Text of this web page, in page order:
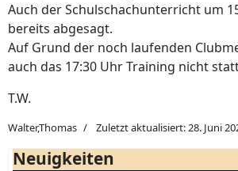
Auch der Schulschachunterricht um
bereits abgesagt.
Auf Grund der noch laufenden
auch das 17:30 Uhr Training nicht
T.W.
Walter,Thomas Zuletzt aktualisiert: 28. Juni
Neuigkeiten